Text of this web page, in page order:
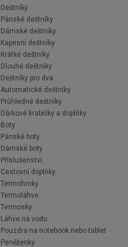
Deštníky
Pánské deštníky
Dámské deštníky
Kapesní deštníky
Krátké deštníky
Dlouhé deštníky
Deštníky pro dva
Automatické deštníky
Průhledné deštníky
Dárkové krabičky a doplňky
Boty
Pánské boty
Dámské boty
Příslušenství
Cestovní doplňky
Termohrnky
Termoláhve
Termosky
Láhve na vodu
Pouzdra na notebook nebo tablet
Peněženky